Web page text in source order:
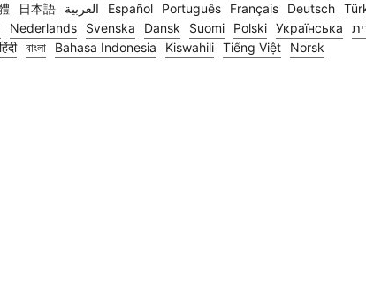
日本語 العربية Español Português Français Deutsch
Nederlands Svenska Dansk Suomi Polski Українська
हिंदी বাংলা Bahasa Indonesia Kiswahili Tiếng Việt Norsk